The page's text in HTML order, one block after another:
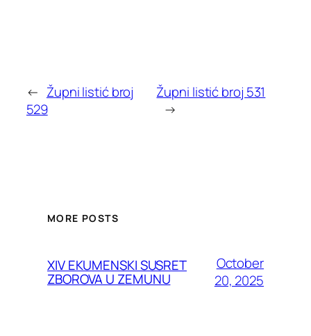
← Župni listić broj
529
Župni listić broj 531
→
MORE POSTS
XIV EKUMENSKI SUSRET
ZBOROVA U ZEMUNU
October
20, 2025